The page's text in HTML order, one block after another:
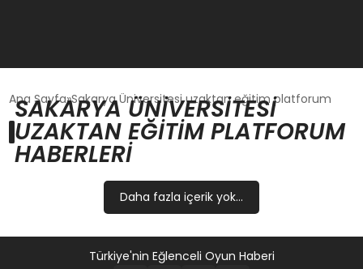
GÜNCEL
OYUN HABERLERI
EĞITIM
Ana Sayfa Sakarya Üniversitesi uzaktan eğitim platforum
SAKARYA ÜNIVERSITESI
UZAKTAN EĞITIM PLATFORUM
HABERLERI
Daha fazla içerik yok...
Türkiye'nin Eğlenceli Oyun Haberi